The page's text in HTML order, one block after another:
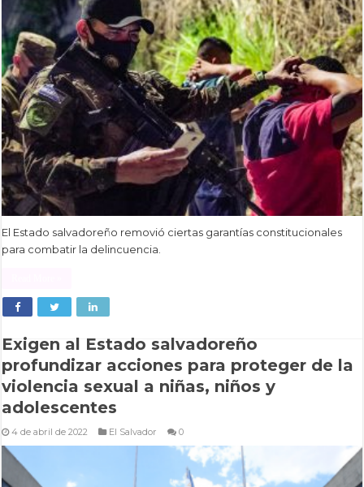
El Estado salvadoreño removió ciertas garantías constitucionales
para combatir la delincuencia.
Exigen al Estado salvadoreño
profundizar acciones para proteger de la
violencia sexual a niñas, niños y
adolescentes
4 de abril de 2022 El Salvador 0